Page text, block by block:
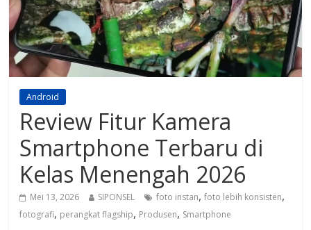
Android
Review Fitur Kamera
Smartphone Terbaru di
Kelas Menengah 2026
Mei 13, 2026 SIPONSEL foto instan,foto lebih konsisten,
fotografi, perangkat flagship, Produsen, Smartphone